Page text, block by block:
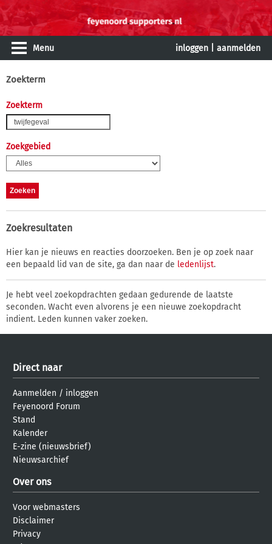
Menu inloggen aanmelden
Zoekterm
Zoekterm
Zoekgebied
Zoekresultaten
Hier kan je nieuws en reacties doorzoeken. Ben je op zoek naar
een bepaald lid van de site, ga dan naar de ledenlijst.
Je hebt veel zoekopdrachten gedaan gedurende de laatste
seconden. Wacht even alvorens je een nieuwe zoekopdracht
indient. Leden kunnen vaker zoeken.
Direct naar
Aanmelden / inloggen
Feyenoord Forum
Stand
Kalender
E-zine (nieuwsbrief)
Nieuwsarchief
Over ons
Voor webmasters
Disclaimer
Privacy